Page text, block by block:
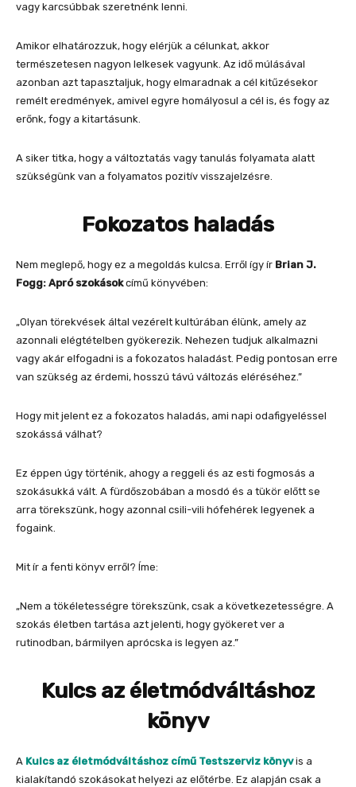
vagy karcsúbbak szeretnénk lenni.
Amikor elhatározzuk, hogy elérjük a célunkat, akkor
természetesen nagyon lelkesek vagyunk. Az idő múlásával
azonban azt tapasztaljuk, hogy elmaradnak a cél kitűzésekor
remélt eredmények, amivel egyre homályosul a cél is, és fogy az
erőnk, fogy a kitartásunk.
A siker titka, hogy a változtatás vagy tanulás folyamata alatt
szükségünk van a folyamatos pozitív visszajelzésre.
Fokozatos haladás
Nem meglepő, hogy ez a megoldás kulcsa. Erről így ír Brian J.
Fogg: Apró szokásokcímű könyvében:
„Olyan törekvések által vezérelt kultúrában élünk, amely az
azonnali elégtételben gyökerezik. Nehezen tudjuk alkalmazni
vagy akár elfogadni is a fokozatos haladást. Pedig pontosan erre
van szükség az érdemi, hosszú távú változás eléréséhez.”
Hogy mit jelent ez a fokozatos haladás, ami napi odafigyeléssel
szokássá válhat?
Ez éppen úgy történik, ahogy a reggeli és az esti fogmosás a
szokásukká vált. A fürdőszobában a mosdó és a tükör előtt se
arra törekszünk, hogy azonnal csili-vili hófehérek legyenek a
fogaink.
Mit ír a fenti könyv erről? Íme:
„Nem a tökéletességre törekszünk, csak a következetességre. A
szokás életben tartása azt jelenti, hogy gyökeret ver a
rutinodban, bármilyen aprócska is legyen az.”
Kulcs az életmódváltáshoz
könyv
A Kulcs az életmódváltáshoz című Testszerviz könyvis a
kialakítandó szokásokat helyezi az előtérbe. Ez alapján csak a